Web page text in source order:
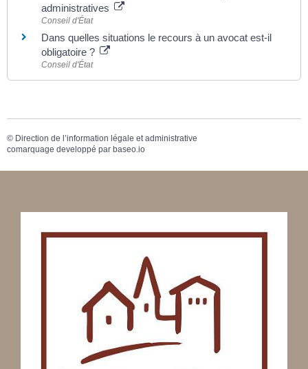
administratives
Conseil d'État
Dans quelles situations le recours à un avocat est-il
obligatoire ?
Conseil d'État
© Direction de l’information légale et administrative
comarquage developpé par baseo.io